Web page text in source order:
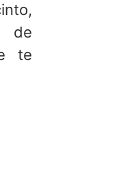
de
te